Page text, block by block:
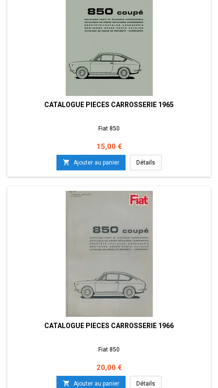
CATALOGUE PIECES CARROSSERIE 1965
Fiat 850
Prix
15,00 €
 Ajouter au panier Détails
CATALOGUE PIECES CARROSSERIE 1966
Fiat 850
Prix
20,00 €
 Ajouter au panier Détails